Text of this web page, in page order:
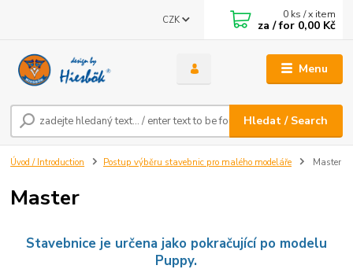
Menu
CZK
Hledat / Search
0 ks / x item
za / for 0,00 Kč
Úvod / Introduction Postup výběru stavebnic pro malého modeláře Master
Master
Stavebnice je určena jako pokračující po modelu
Puppy.